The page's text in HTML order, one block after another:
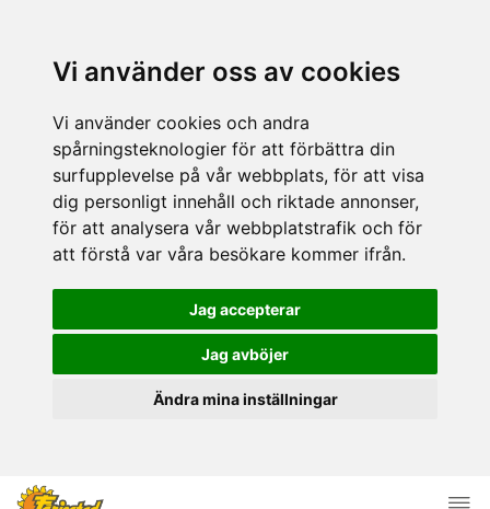
Vi använder oss av cookies
Vi använder cookies och andra
spårningsteknologier för att förbättra din
surfupplevelse på vår webbplats, för att visa
dig personligt innehåll och riktade annonser,
för att analysera vår webbplatstrafik och för
att förstå var våra besökare kommer ifrån.
Jag accepterar
Jag avböjer
Ändra mina inställningar